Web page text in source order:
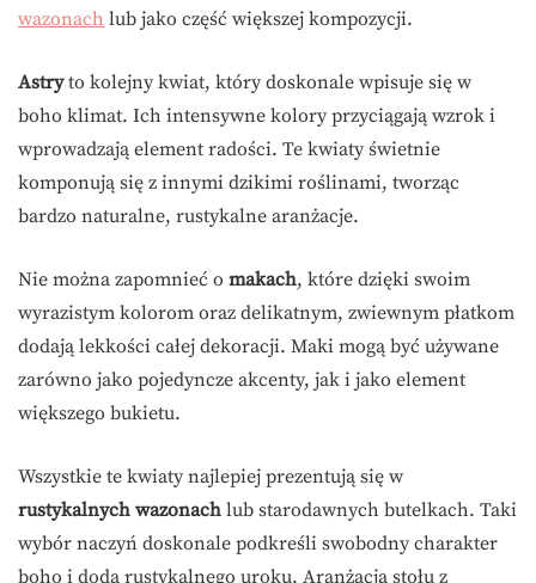
wazonach lub jako część większej kompozycji.
Astryto kolejny kwiat, który doskonale wpisuje się w
boho klimat. Ich intensywne kolory przyciągają wzrok i
wprowadzają element radości. Te kwiaty świetnie
komponują się z innymi dzikimi roślinami, tworząc
bardzo naturalne, rustykalne aranżacje.
Nie można zapomnieć o makach, które dzięki swoim
wyrazistym kolorom oraz delikatnym, zwiewnym płatkom
dodają lekkości całej dekoracji. Maki mogą być używane
zarówno jako pojedyncze akcenty, jak i jako element
większego bukietu.
Wszystkie te kwiaty najlepiej prezentują się w
rustykalnych wazonach lub starodawnych butelkach. Taki
wybór naczyń doskonale podkreśli swobodny charakter
boho i doda rustykalnego uroku. Aranżacja stołu z